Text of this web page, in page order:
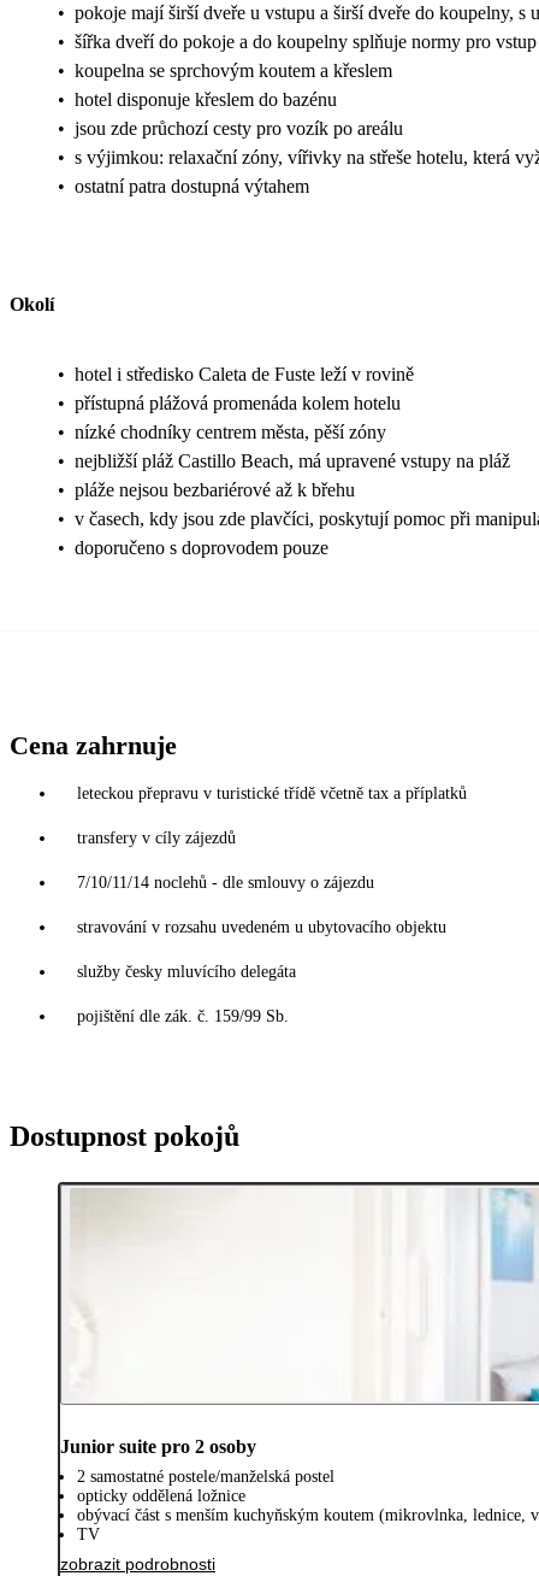
• pokoje mají širší dveře u vstupu a širší dveře do koupelny,
• šířka dveří do pokoje a do koupelny splňuje normy pro
• koupelna se sprchovým koutem a křeslem
• hotel disponuje křeslem do bazénu
• jsou zde průchozí cesty pro vozík po areálu
• s výjimkou: relaxační zóny, vířivky na střeše hotelu, která
• ostatní patra dostupná výtahem
Okolí
• hotel i středisko Caleta de Fuste leží v rovině
• přístupná plážová promenáda kolem hotelu
• nízké chodníky centrem města, pěší zóny
• nejbližší pláž Castillo Beach, má upravené vstupy na pláž
• pláže nejsou bezbariérové až k břehu
• v časech, kdy jsou zde plavčíci, poskytují pomoc při
• doporučeno s doprovodem pouze
Cena zahrnuje
leteckou přepravu v turistické třídě včetně tax a příplatků
transfery v cíly zájezdů
7/10/11/14 noclehů - dle smlouvy o zájezdu
stravování v rozsahu uvedeném u ubytovacího objektu
služby česky mluvícího delegáta
pojištění dle zák. č. 159/99 Sb.
Dostupnost pokojů
Junior suite pro 2 osoby
2 samostatné postele/manželská postel
opticky oddělená ložnice
obývací část s menším kuchyňským koutem (mikrovlnka, lednice,
TV
zobrazit podrobnosti